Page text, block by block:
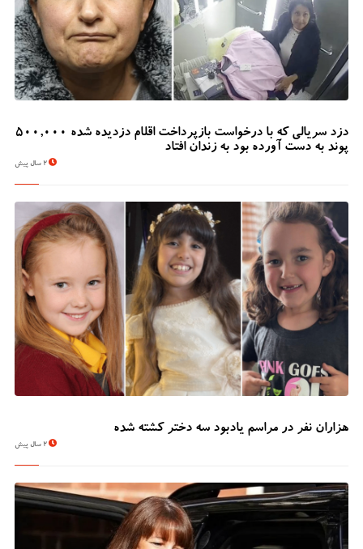
دزد سریالی که با درخواست بازپرداخت اقلام دزدیده شده 500,000
پوند به دست آورده بود به زندان افتاد
2 سال پیش
هزاران نفر در مراسم یادبود سه دختر کشته شده
2 سال پیش